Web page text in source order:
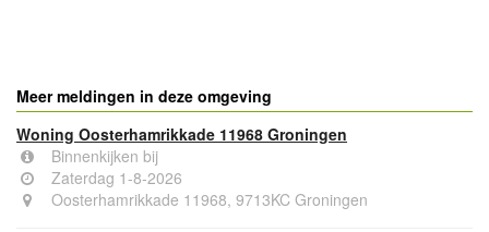
Meer meldingen in deze omgeving
Woning Oosterhamrikkade 11968 Groningen
Binnenkijken bij
Zaterdag 1-8-2026
Oosterhamrikkade 11968, 9713KC Groningen